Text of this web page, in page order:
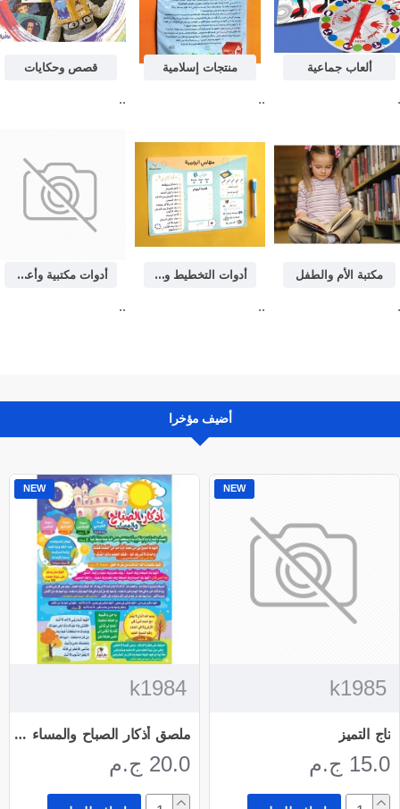
ألعاب جماعية منتجات إسلامية
..
قصص وحكايات
..
مكتبة الأم والطفل أدوات التخطيط والتنظيم
..
أدوات مكتبية وأعمال فنية
..
أضيف مؤخرا
NEW
k1985
تاج التميز
15.0 ج.م
NEW
k1984
ملصق أذكار الصباح والمساء - دار عمار
20.0 ج.م